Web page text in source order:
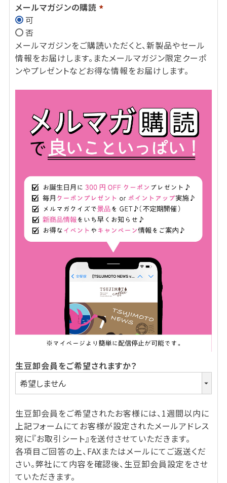
メールマガジンの購読
可
否
メールマガジンをご購読いただくと、新製品やセール
情報をお届けします。またメールマガジン限定クーポ
ンやプレゼントなどお得な情報をお届けします。
生豆卸会員をご希望されますか？
生豆卸会員をご希望されたお客様には、1週間以内に
上記フォームにてお客様が設定されたメールアドレス
宛に『お取引シート』を送付させていただきます。
各項目ご回答の上、FAXまたはメールにてご返送くだ
さい。弊社にて内容を確認後、生豆卸会員設定をさせ
ていただきます。